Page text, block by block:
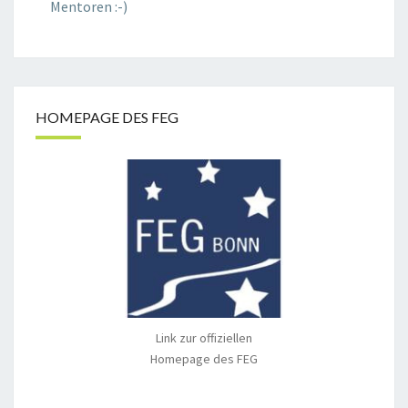
Mentoren :-)
HOMEPAGE DES FEG
Link zur offiziellen
Homepage des FEG